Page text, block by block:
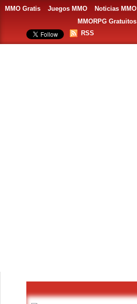
MMO Gratis Juegos MMO Noticias MMO
MMORPG Gratuitos
RSS